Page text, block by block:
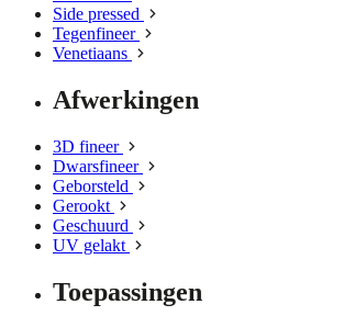
Side pressed
Tegenfineer
Venetiaans
Afwerkingen
3D fineer
Dwarsfineer
Geborsteld
Gerookt
Geschuurd
UV gelakt
Toepassingen